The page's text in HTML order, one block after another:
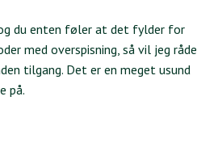
du enten føler at det fylder for
med overspisning, så vil jeg råde
tilgang. Det er en meget usund
på.